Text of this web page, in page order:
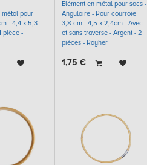
pour
- 4,4 x 5,3
pièce -
Elément en métal pour sacs -
Angulaire - Pour courroie
3,8 cm - 4,5 x 2,4cm - Avec
et sans traverse - Argent - 2
pièces - Rayher
1,75 €